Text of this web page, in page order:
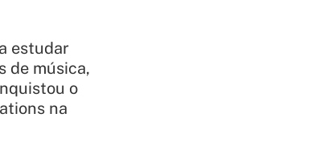
estudar
de música,
o
na